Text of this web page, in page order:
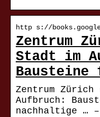
http s://
Zentrum
Stadt im
Zentrum
Aufbruch:
nachhaltige … –